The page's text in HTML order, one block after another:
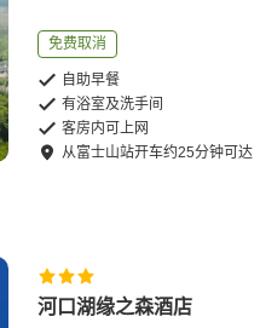
免费取消
自助早餐
有浴室及洗手间
客房内可上网
从富士山站开车约25分钟可达
河口湖缘之森酒店